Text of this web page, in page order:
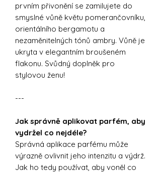
prvním přivonění se zamilujete do
smyslné vůně květu pomerančovníku,
orientálního bergamotu a
nezaměnitelných tónů ambry. Vůně je
ukryta v elegantním broušeném
flakonu. Svůdný doplněk pro
stylovou ženu!
---
Jak správně aplikovat parfém, aby
vydržel co nejdéle?
Správná aplikace parfému může
výrazně ovlivnit jeho intenzitu a výdrž.
Jak ho tedy používat, aby voněl co